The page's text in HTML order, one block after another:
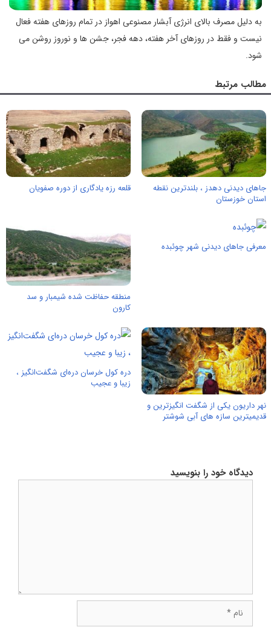
به دلیل مصرف بالای انرژی آبشار مصنوعی اهواز در تمام روزهای هفته فعال
نیست و فقط در روزهای آخر هفته،‌ دهه فجر، جشن ‌ها و نوروز روشن می
‌شود.
مطالب مرتبط
جاهای دیدنی دهدز ، بلندترین نقطه
استان خوزستان
قلعه رزه یادگاری از دوره صفویان
معرفی جاهای دیدنی شهر چوئبده
منطقه حفاظت شده شیمبار و سد
کارون
نهر داریون یکی از شگفت انگیزترین و
قدیمیترین سازه های آبی شوشتر
دره کول خرسان دره‌ای شگفت‌انگیز ،
زیبا و عجیب
دیدگاه خود را بنویسید